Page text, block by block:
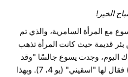
الخير!
مع المرأة السامرية، والذي تم
بئر قديمة حيث كانت المرأة تذهب
اليوم، وجدت يسوع جالسًا "وقد
تعبَ من المَسير" (يو 4، 6) فقال لها "اسقيني" (يو 4، 7). وبهذا